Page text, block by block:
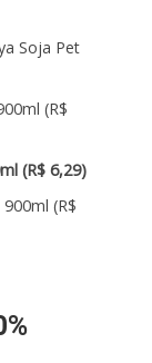
Soja Pet
(R$
(R$ 6,29)
(R$